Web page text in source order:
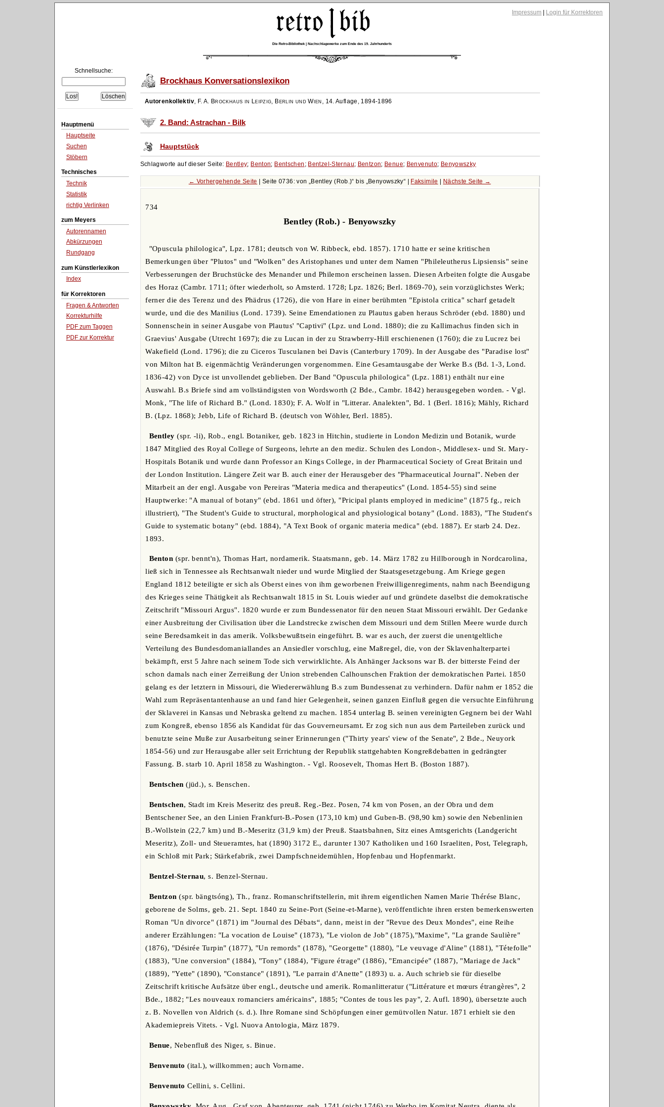
Impressum Login für Korrektoren
Die Retro-Bibliothek | Nachschlagewerke zum Ende des 19. Jahrhunderts
Schnellsuche:
Hauptmenü
Hauptseite
Suchen
Stöbern
Technisches
Technik
Statistik
richtig Verlinken
zum Meyers
Autorennamen
Abkürzungen
Rundgang
zum Künstlerlexikon
Index
für Korrektoren
Fragen & Antworten
Korrekturhilfe
PDF zum Taggen
PDF zur Korrektur
Brockhaus Konversationslexikon
Autorenkollektiv, F. A. Brockhaus in Leipzig, Berlin und Wien , 14. Auflage, 1894-1896
2. Band: Astrachan - Bilk
Hauptstück
Schlagworte auf dieser Seite: Bentley; Benton; Bentschen ; Bentzel-Sternau; Bentzon; Benue; Benvenuto; Benyowszky
← Vorhergehende Seite | Seite 0736: von Bentley (Rob.) bis Benyowszky Faksimile Nächste Seite →
734
Bentley (Rob.) - Benyowszky
"Opuscula philologica", Lpz. 1781; deutsch von W. Ribbeck, ebd. 1857). 1710 hatte er seine kritischen
Bemerkungen über "Plutos" und "Wolken" des Aristophanes und unter dem Namen "Phileleutherus Lipsiensis" seine
Verbesserungen der Bruchstücke des Menander und Philemon erscheinen lassen. Diesen Arbeiten folgte die Ausgabe
des Horaz (Cambr. 1711; öfter wiederholt, so Amsterd. 1728; Lpz. 1826; Berl. 1869-70), sein vorzüglichstes Werk;
ferner die des Terenz und des Phädrus (1726), die von Hare in einer berühmten "Epistola critica" scharf getadelt
wurde, und die des Manilius (Lond. 1739). Seine Emendationen zu Plautus gaben heraus Schröder (ebd. 1880) und
Sonnenschein in seiner Ausgabe von Plautus' "Captivi" (Lpz. und Lond. 1880); die zu Kallimachus finden sich in
Graevius' Ausgabe (Utrecht 1697); die zu Lucan in der zu Strawberry-Hill erschienenen (1760); die zu Lucrez bei
Wakefield (Lond. 1796); die zu Ciceros Tusculanen bei Davis (Canterbury 1709). In der Ausgabe des "Paradise lost"
von Milton hat B. eigenmächtig Veränderungen vorgenommen. Eine Gesamtausgabe der Werke B.s (Bd. 1-3, Lond.
1836-42) von Dyce ist unvollendet geblieben. Der Band "Opuscula philologica" (Lpz. 1881) enthält nur eine
Auswahl. B.s Briefe sind am vollständigsten von Wordsworth (2 Bde., Cambr. 1842) herausgegeben worden. - Vgl.
Monk, "The life of Richard B." (Lond. 1830); F. A. Wolf in "Litterar. Analekten", Bd. 1 (Berl. 1816); Mähly, Richard
B. (Lpz. 1868); Jebb, Life of Richard B. (deutsch von Wöhler, Berl. 1885).
Bentley (spr. -li), Rob., engl. Botaniker, geb. 1823 in Hitchin, studierte in London Medizin und Botanik, wurde
1847 Mitglied des Royal College of Surgeons, lehrte an den mediz. Schulen des London-, Middlesex- und St. Mary-
Hospitals Botanik und wurde dann Professor an Kings College, in der Pharmaceutical Society of Great Britain und
der London Institution. Längere Zeit war B. auch einer der Herausgeber des "Pharmaceutical Journal". Neben der
Mitarbeit an der engl. Ausgabe von Pereiras "Materia medica and therapeutics" (Lond. 1854-55) sind seine
Hauptwerke: "A manual of botany" (ebd. 1861 und öfter), "Pricipal plants employed in medicine" (1875 fg., reich
illustriert), "The Student's Guide to structural, morphological and physiological botany" (Lond. 1883), "The Student's
Guide to systematic botany" (ebd. 1884), "A Text Book of organic materia medica" (ebd. 1887). Er starb 24. Dez.
1893.
Benton (spr. bennt'n), Thomas Hart, nordamerik. Staatsmann, geb. 14. März 1782 zu Hillborough in Nordcarolina,
ließ sich in Tennessee als Rechtsanwalt nieder und wurde Mitglied der Staatsgesetzgebung. Am Kriege gegen
England 1812 beteiligte er sich als Oberst eines von ihm geworbenen Freiwilligenregiments, nahm nach Beendigung
des Krieges seine Thätigkeit als Rechtsanwalt 1815 in St. Louis wieder auf und gründete daselbst die demokratische
Zeitschrift "Missouri Argus". 1820 wurde er zum Bundessenator für den neuen Staat Missouri erwählt. Der Gedanke
einer Ausbreitung der Civilisation über die Landstrecke zwischen dem Missouri und dem Stillen Meere wurde durch
seine Beredsamkeit in das amerik. Volksbewußtsein eingeführt. B. war es auch, der zuerst die unentgeltliche
Verteilung des Bundesdomaniallandes an Ansiedler vorschlug, eine Maßregel, die, von der Sklavenhalterpartei
bekämpft, erst 5 Jahre nach seinem Tode sich verwirklichte. Als Anhänger Jacksons war B. der bitterste Feind der
schon damals nach einer Zerreißung der Union strebenden Calhounschen Fraktion der demokratischen Partei. 1850
gelang es der letztern in Missouri, die Wiedererwählung B.s zum Bundessenat zu verhindern. Dafür nahm er 1852 die
Wahl zum Repräsentantenhause an und fand hier Gelegenheit, seinen ganzen Einfluß gegen die versuchte Einführung
der Sklaverei in Kansas und Nebraska geltend zu machen. 1854 unterlag B. seinen vereinigten Gegnern bei der Wahl
zum Kongreß, ebenso 1856 als Kandidat für das Gouverneursamt. Er zog sich nun aus dem Parteileben zurück und
benutzte seine Muße zur Ausarbeitung seiner Erinnerungen ("Thirty years' view of the Senate", 2 Bde., Neuyork
1854-56) und zur Herausgabe aller seit Errichtung der Republik stattgehabten Kongreßdebatten in gedrängter
Fassung. B. starb 10. April 1858 zu Washington. - Vgl. Roosevelt, Thomas Hert B. (Boston 1887).
Bentschen (jüd.), s. Benschen.
Bentschen, Stadt im Kreis Meseritz des preuß. Reg.-Bez. Posen, 74 km von Posen, an der Obra und dem
Bentschener See, an den Linien Frankfurt-B.-Posen (173,10 km) und Guben-B. (98,90 km) sowie den Nebenlinien
B.-Wollstein (22,7 km) und B.-Meseritz (31,9 km) der Preuß. Staatsbahnen, Sitz eines Amtsgerichts (Landgericht
Meseritz), Zoll- und Steueramtes, hat (1890) 3172 E., darunter 1307 Katholiken und 160 Israeliten, Post, Telegraph,
ein Schloß mit Park; Stärkefabrik, zwei Dampfschneidemühlen, Hopfenbau und Hopfenmarkt.
Bentzel-Sternau, s. Benzel-Sternau.
Bentzon (spr. bängtsóng), Th., franz. Romanschriftstellerin, mit ihrem eigentlichen Namen Marie Thérése Blanc,
geborene de Solms, geb. 21. Sept. 1840 zu Seine-Port (Seine-et-Marne), veröffentlichte ihren ersten bemerkenswerten
Roman "Un divorce" (1871) im "Journal des Débats“, dann, meist in der "Revue des Deux Mondes", eine Reihe
anderer Erzählungen: "La vocation de Louise" (1873), "Le violon de Job" (1875),"Maxime", "La grande Saulière"
(1876), "Désirée Turpin" (1877), "Un remords" (1878), "Georgette" (1880), "Le veuvage d'Aline" (1881), "Tétefolle"
(1883), "Une conversion" (1884), "Tony" (1884), "Figure étrage" (1886), "Emancipée" (1887), "Mariage de Jack"
(1889), "Yette" (1890), "Constance" (1891), "Le parrain d'Anette" (1893) u. a. Auch schrieb sie für dieselbe
Zeitschrift kritische Aufsätze über engl., deutsche und amerik. Romanlitteratur ("Littérature et mœurs étrangères", 2
Bde., 1882; "Les nouveaux romanciers américains", 1885; "Contes de tous les pay", 2. Aufl. 1890), übersetzte auch
z. B. Novellen von Aldrich (s. d.). Ihre Romane sind Schöpfungen einer gemütvollen Natur. 1871 erhielt sie den
Akademiepreis Vitets. - Vgl. Nuova Antologia, März 1879.
Benue, Nebenfluß des Niger, s. Binue.
Benvenuto (ital.), willkommen; auch Vorname.
Benvenuto Cellini, s. Cellini.